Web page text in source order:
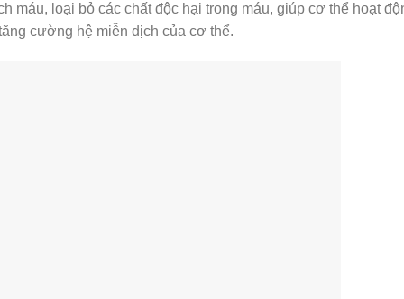
máu, loại bỏ các chất độc hại trong máu, giúp cơ thể hoạt
cường hệ miễn dịch của cơ thể.